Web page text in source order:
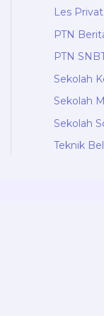
Les Privat
PTN
PTN
Sekolah
Sekolah
Sekolah
Teknik